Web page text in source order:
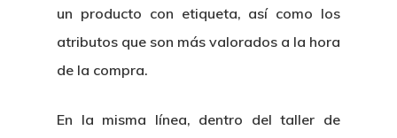
un producto con etiqueta, así como los
atributos que son más valorados a la hora
de la compra.
En la misma línea, dentro del taller de